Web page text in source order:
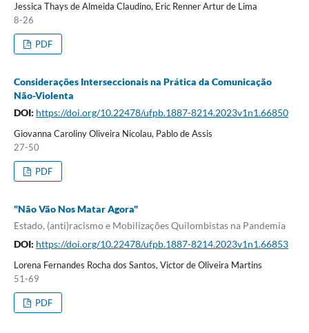
Jessica Thays de Almeida Claudino, Eric Renner Artur de Lima
8-26
PDF
Considerações Interseccionais na Prática da Comunicação
Não-Violenta
DOI: https://doi.org/10.22478/ufpb.1887-8214.2023v1n1.66850
Giovanna Caroliny Oliveira Nicolau, Pablo de Assis
27-50
PDF
"Não Vão Nos Matar Agora"
Estado, (anti)racismo e Mobilizações Quilombistas na Pandemia
DOI: https://doi.org/10.22478/ufpb.1887-8214.2023v1n1.66853
Lorena Fernandes Rocha dos Santos, Victor de Oliveira Martins
51-69
PDF